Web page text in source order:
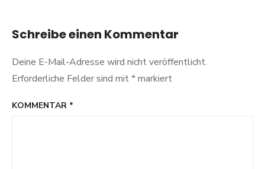
Schreibe einen Kommentar
Deine E-Mail-Adresse wird nicht veröffentlicht.
Erforderliche Felder sind mit*markiert
KOMMENTAR *